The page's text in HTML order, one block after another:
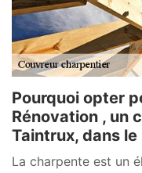
Pourquoi opter
Rénovation , un
Taintrux, dans
La charpente est un